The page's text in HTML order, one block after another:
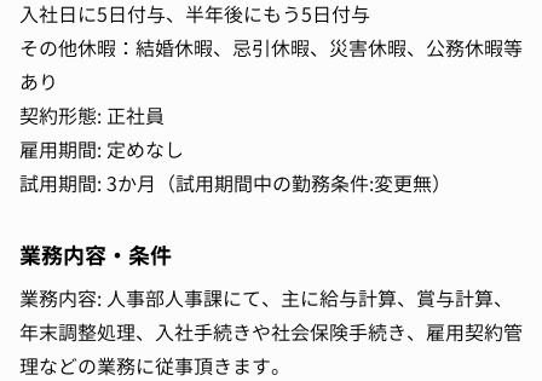
入社日に5日付与、半年後にもう5日付与
その他休暇：結婚休暇、忌引休暇、災害休暇、公務休暇等
あり
契約形態: 正社員
雇用期間: 定めなし
試用期間: 3か月（試用期間中の勤務条件:変更無）
業務内容・条件
業務内容: 人事部人事課にて、主に給与計算、賞与計算、
年末調整処理、入社手続きや社会保険手続き、雇用契約管
理などの業務に従事頂きます。